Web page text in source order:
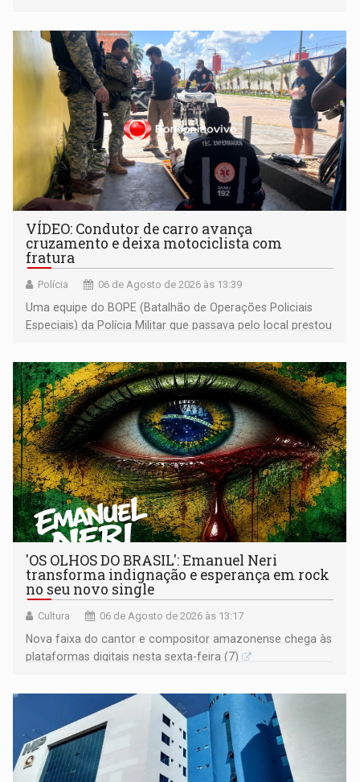
VÍDEO: Condutor de carro avança
cruzamento e deixa motociclista com
fratura
Polícia 06 de Agosto de 2026 às 13:39
Uma equipe do BOPE (Batalhão de Operações Policiais
Especiais) da Polícia Militar que passava pelo local prestou
'OS OLHOS DO BRASIL': Emanuel Neri
transforma indignação e esperança em rock
no seu novo single
Cultura 06 de Agosto de 2026 às 13:17
Nova faixa do cantor e compositor amazonense chega às
plataformas digitais nesta sexta-feira (7)